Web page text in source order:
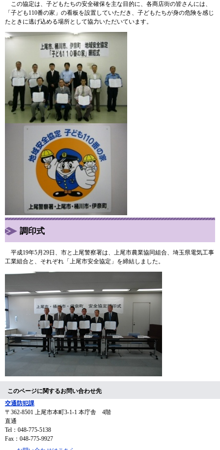
この協定は、子どもたちの安全確保を主な目的に、各商店街の皆さんには、
「子ども110番の家」の看板を設置していただき、子どもたちが身の危険を感じ
たときに逃げ込める場所として協力いただいています。
調印式
平成19年5月29日、市と上尾警察署は、上尾市農業協同組合、埼玉県電気工事
工業組合と、それぞれ「上尾市安全協定」を締結しました。
このページに関するお問い合わせ先
交通防犯課
〒362-8501 上尾市本町3-1-1 本庁舎 4階
直通
Tel：048-775-5138
Fax：048-775-9927